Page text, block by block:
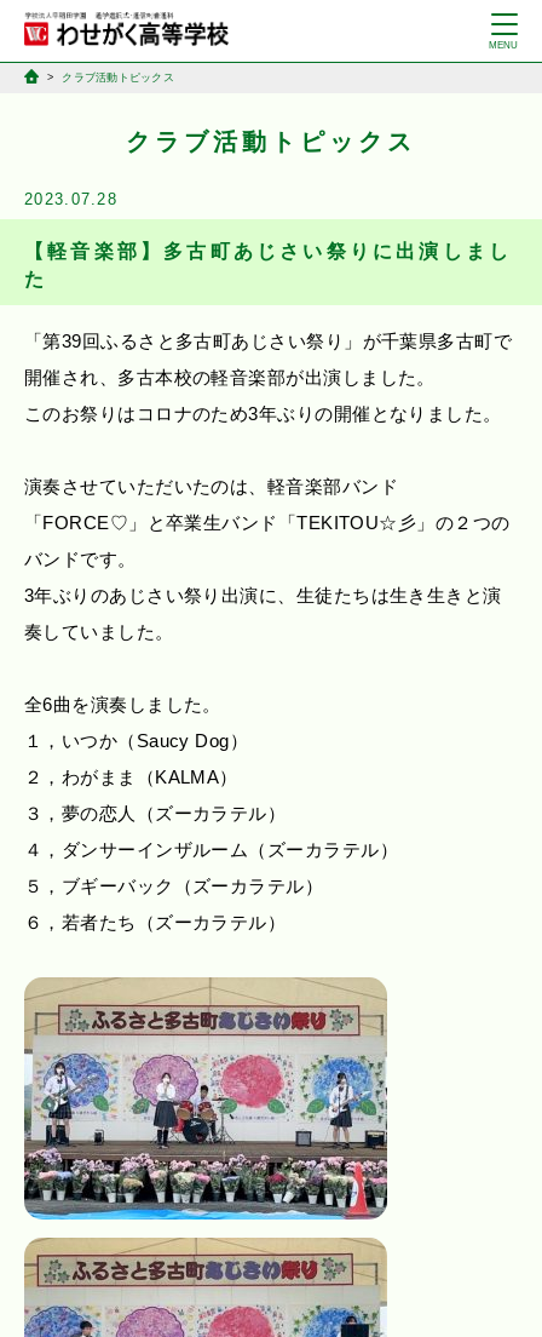
クラブ活動トピックス
クラブ活動トピックス
2023.07.28
【軽音楽部】多古町あじさい祭りに出演しまし
た
「第39回ふるさと多古町あじさい祭り」が千葉県多古町で
開催され、多古本校の軽音楽部が出演しました。
このお祭りはコロナのため3年ぶりの開催となりました。
演奏させていただいたのは、軽音楽部バンド
「FORCE♡」と卒業生バンド「TEKITOU☆彡」の２つの
バンドです。
3年ぶりのあじさい祭り出演に、生徒たちは生き生きと演
奏していました。
全6曲を演奏しました。
１，いつか（Saucy Dog）
２，わがまま（KALMA）
３，夢の恋人（ズーカラテル）
４，ダンサーインザルーム（ズーカラテル）
５，ブギーバック（ズーカラテル）
６，若者たち（ズーカラテル）